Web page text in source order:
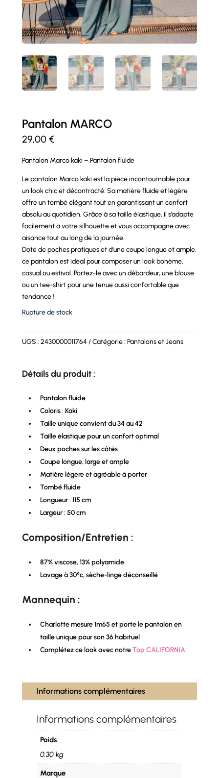
Pantalon MARCO
29,00 €
Pantalon Marco kaki – Pantalon fluide
Le pantalon Marco kaki est la pièce incontournable pour
un look chic et décontracté. Sa matière fluide et légère
offre un tombé élégant tout en garantissant un confort
absolu au quotidien. Grâce à sa taille élastique, il s’adapte
facilement à votre silhouette et vous accompagne avec
aisance tout au long de la journée.
Doté de poches pratiques et d’une coupe longue et ample,
ce pantalon est idéal pour composer un look bohème,
casual ou estival. Portez-le avec un débardeur, une blouse
ou un tee-shirt pour une tenue aussi confortable que
tendance !
Rupture de stock
UGS : 2430000011764 Catégorie : Pantalons et Jeans
Détails du produit :
Pantalon fluide
Coloris : Kaki
Taille unique convient du 34 au 42
Taille élastique pour un confort optimal
Deux poches sur les côtés
Coupe longue, large et ample
Matière légère et agréable à porter
Tombé fluide
Longueur : 115 cm
Largeur : 50 cm
Composition/Entretien :
87% viscose, 13% polyamide
Lavage à 30°c, sèche-linge déconseillé
Mannequin :
Charlotte mesure 1m65 et porte le pantalon en
taille unique pour son 36 habituel
Complétez ce look avec notreTop CALIFORNIA
Informations complémentaires
Informations complémentaires
Poids
0,30 kg
Marque